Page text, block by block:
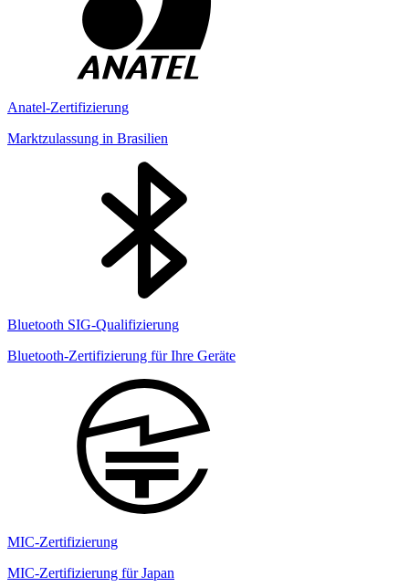
Anatel-Zertifizierung
Marktzulassung in Brasilien
Bluetooth SIG-Qualifizierung
Bluetooth-Zertifizierung für Ihre Geräte
MIC-Zertifizierung
MIC-Zertifizierung für Japan